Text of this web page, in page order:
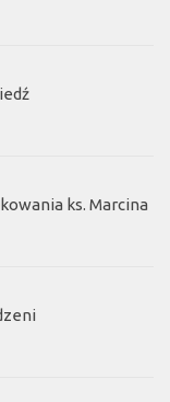
ks. Marcina